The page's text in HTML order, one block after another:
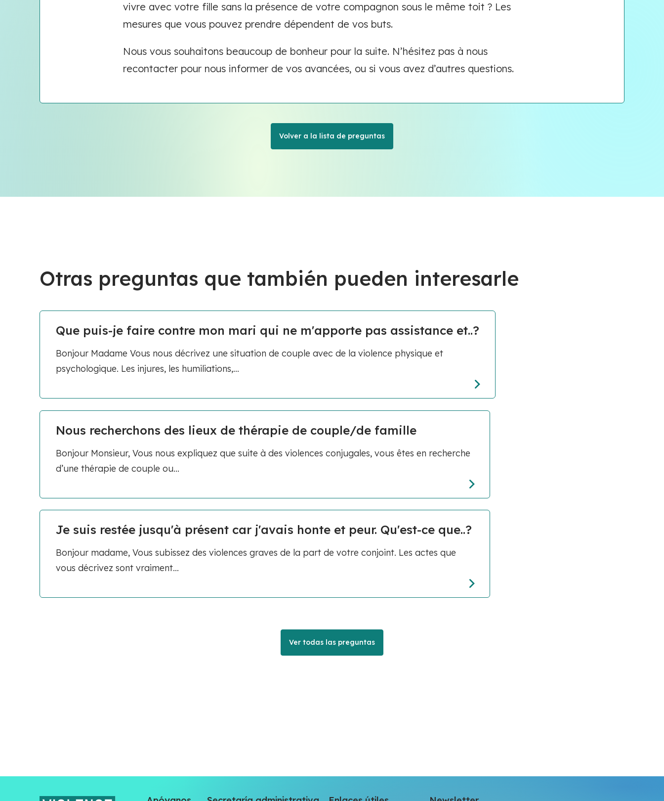
vivre avec votre fille sans la présence de votre compagnon sous le même toit ? Les
mesures que vous pouvez prendre dépendent de vos buts.
Nous vous souhaitons beaucoup de bonheur pour la suite. N’hésitez pas à nous
recontacter pour nous informer de vos avancées, ou si vous avez d’autres questions.
Volver a la lista de preguntas
Otras preguntas que también pueden interesarle
Que puis-je faire contre mon mari qui ne m'apporte pas assistance et..?
Bonjour Madame Vous nous décrivez une situation de couple avec de la violence physique et
psychologique. Les injures, les humiliations,...
Nous recherchons des lieux de thérapie de couple/de famille
Bonjour Monsieur, Vous nous expliquez que suite à des violences conjugales, vous êtes en recherche
d’une thérapie de couple ou...
Je suis restée jusqu'à présent car j'avais honte et peur. Qu'est-ce que..?
Bonjour madame, Vous subissez des violences graves de la part de votre conjoint. Les actes que
vous décrivez sont vraiment...
Ver todas las preguntas